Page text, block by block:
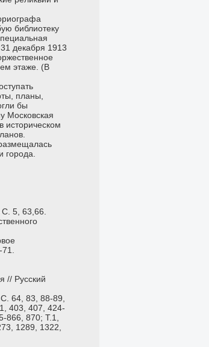
библиотеку
декабря 1913
этаже. (В
планы,
бы
Московская
историческом
города.
5, 63,66.
// Русский
64, 83, 88-89,
403, 407, 424-
870; Т.1,
1289, 1322,